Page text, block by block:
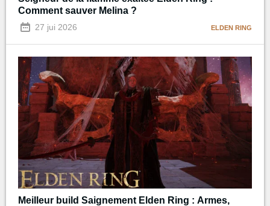
Comment sauver Melina ?
27 jui 2026 ELDEN RING
Meilleur build Saignement Elden Ring : Armes,